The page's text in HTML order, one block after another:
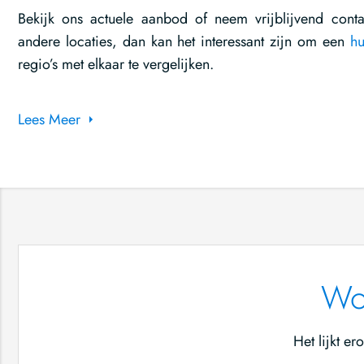
Bekijk ons actuele aanbod of neem vrijblijvend
andere locaties, dan kan het interessant zijn om een
regio’s met elkaar te vergelijken.
Lees Meer
Het lijkt